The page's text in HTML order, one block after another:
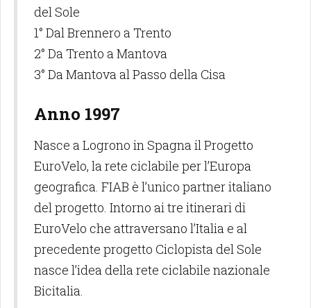
del Sole
1° Dal Brennero a Trento
2° Da Trento a Mantova
3° Da Mantova al Passo della Cisa
Anno 1997
Nasce a Logrono in Spagna il Progetto
EuroVelo, la rete ciclabile per l’Europa
geografica. FIAB è l’unico partner italiano
del progetto. Intorno ai tre itinerari di
EuroVelo che attraversano l’Italia e al
precedente progetto Ciclopista del Sole
nasce l’idea della rete ciclabile nazionale
Bicitalia.